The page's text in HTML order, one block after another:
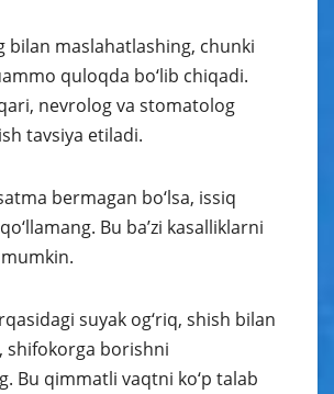
bilan maslahatlashing, chunki
quloqda bo‘lib chiqadi.
nevrolog va stomatolog
tavsiya etiladi.
bermagan bo‘lsa, issiq
Bu ba’zi kasalliklarni
suyak og‘riq, shish bilan
shifokorga borishni
Bu qimmatli vaqtni ko‘p talab